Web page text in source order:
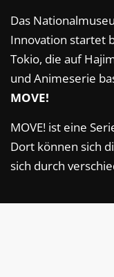
Das
Innovation startet
Tokio, die auf
und Animeserie
MOVE!
MOVE! ist eine
Dort können sich
sich durch